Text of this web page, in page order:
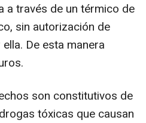
a través de un térmico de
sin autorización de
De esta manera
son constitutivos de
tóxicas que causan